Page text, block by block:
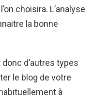
choisira. L’analyse
la bonne
d’autres types
le blog de votre
à